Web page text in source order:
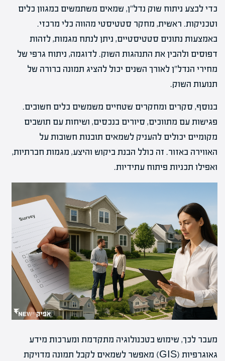
כדי לבצע ניתוח שוק נדל"ן, שמאים משתמשים במגוון כלים
וטכניקות. ראשית, מחקר סטטיסטי מהווה כלי מרכזי.
באמצעות נתונים סטטיסטיים, ניתן לנתח מגמות, לזהות
דפוסים ולהבין את התנהגות השוק. לדוגמה, ניתוח גרפי של
מחירי הנדל"ן לאורך השנים יכול להציג תמונה ברורה של
תנועות השוק.
בנוסף, סקרים ומחקרים שטחיים משמשים כלים חשובים.
פגישות עם מתווכים, סיורים בנכסים, ושיחות עם תושבים
מקומיים יכולים להעניק לשמאים תובנות חשובות על
האווירה באזור. זה כולל הבנת ביקוש והיצע, מגמות חברתיות,
ואפילו תכניות פיתוח עתידיות.
מעבר לכך, שימוש בטכנולוגיה מתקדמת ומערכות מידע
גאוגרפיות (GIS) מאפשר לשמאים לקבל תמונה מדויקת